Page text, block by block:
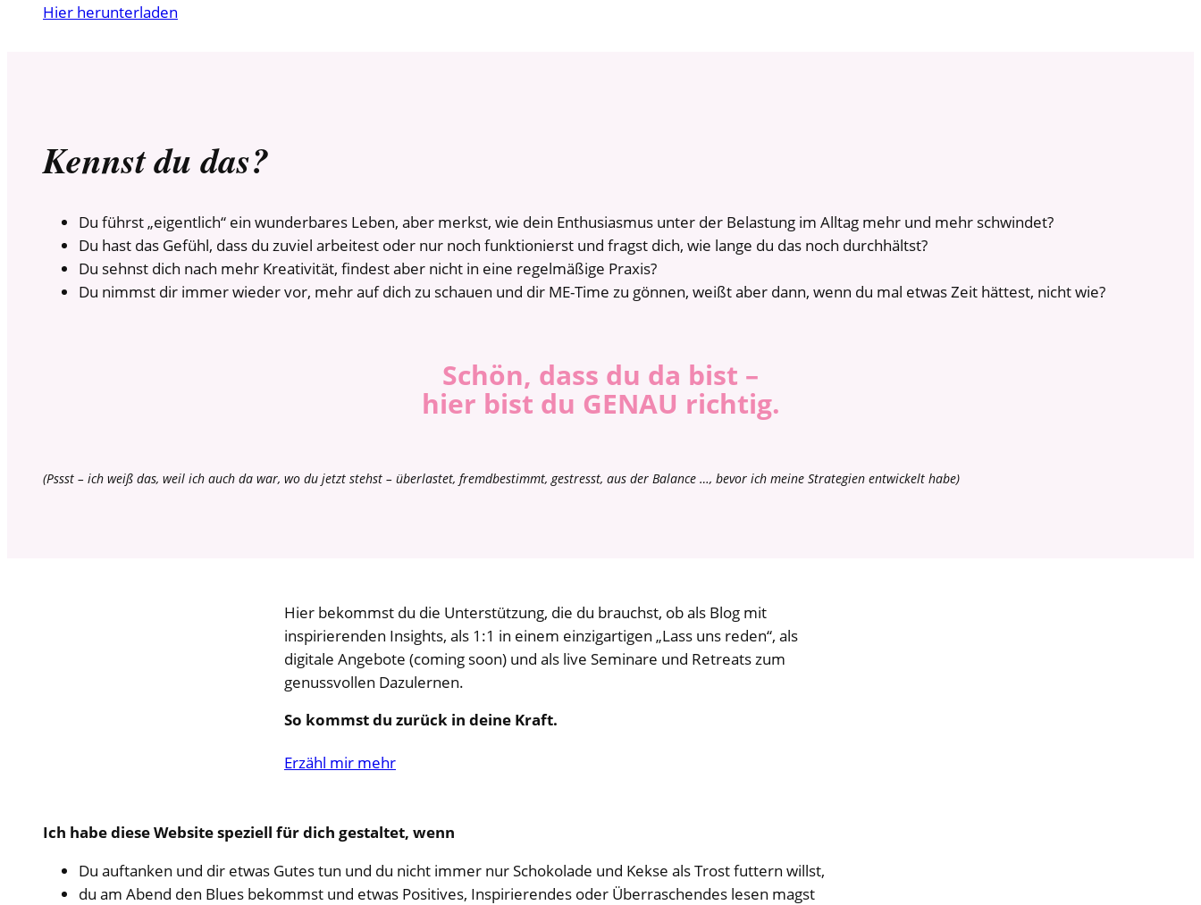
Hier herunterladen
Kennst du das?
Du führst „eigentlich“ ein wunderbares Leben, aber merkst, wie dein Enthusiasmus unter der Belastung im Alltag mehr und mehr schwindet?
Du hast das Gefühl, dass du zuviel arbeitest oder nur noch funktionierst und fragst dich, wie lange du das noch durchhältst?
Du sehnst dich nach mehr Kreativität, findest aber nicht in eine regelmäßige Praxis?
Du nimmst dir immer wieder vor, mehr auf dich zu schauen und dir ME-Time zu gönnen, weißt aber dann, wenn du mal etwas Zeit hättest, nicht wie?
Schön, dass du da bist –
hier bist du GENAU richtig.
(Pssst – ich weiß das, weil ich auch da war, wo du jetzt stehst – überlastet, fremdbestimmt, gestresst, aus der Balance …, bevor ich meine Strategien entwickelt habe)
Hier bekommst du die Unterstützung, die du brauchst, ob als Blog mit
inspirierenden Insights, als 1:1 in einem einzigartigen „Lass uns reden“, als
digitale Angebote (coming soon) und als live Seminare und Retreats zum
genussvollen Dazulernen.
So kommst du zurück in deine Kraft.
Erzähl mir mehr
Ich habe diese Website speziell für dich gestaltet, wenn
Du auftanken und dir etwas Gutes tun und du nicht immer nur Schokolade und Kekse als Trost futtern willst,
du am Abend den Blues bekommst und etwas Positives, Inspirierendes oder Überraschendes lesen magst